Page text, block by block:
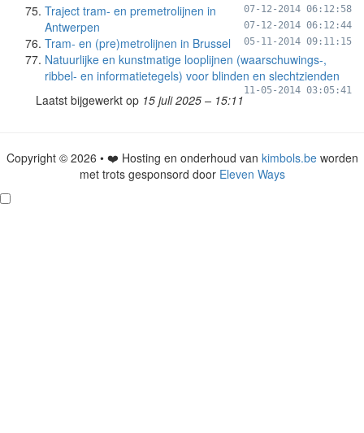
07-12-2014 06:12:58
Traject tram- en premetrolijnen in
Antwerpen
07-12-2014 06:12:44
Tram- en (pre)metrolijnen in Brussel 05-11-2014 09:11:15
Natuurlijke en kunstmatige looplijnen (waarschuwings-,
ribbel- en informatietegels) voor blinden en slechtzienden
11-05-2014 03:05:41
Laatst bijgewerkt op 15 juli 2025 – 15:11
Copyright © 2026 • ❤️ Hosting en onderhoud van kimbols.beworden
met trots gesponsord door Eleven Ways